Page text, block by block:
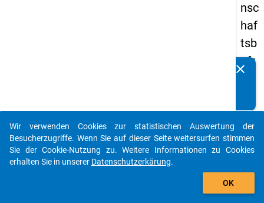
nsc
haf
tsb
efr
g
20
19
Details
clear
auto_stories
add_shopping_cart
Wir verwenden Cookies zur statistischen Auswertung der
Besucherzugriffe. Wenn Sie auf dieser Seite weitersurfen stimmen
Sie der Cookie-Nutzung zu. Weitere Informationen zu Cookies
erhalten Sie in unserer Datenschutzerkärung.
OK